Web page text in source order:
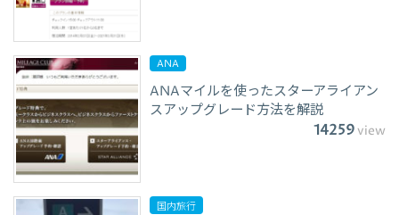
ANA
ANAマイルを使ったスターアライアン
スアップグレード方法を解説
14259view
国内旅行